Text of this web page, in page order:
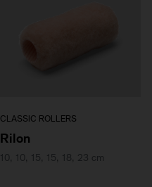
CLASSIC ROLLERS
Rilon
10, 10, 15, 15, 18, 23 cm